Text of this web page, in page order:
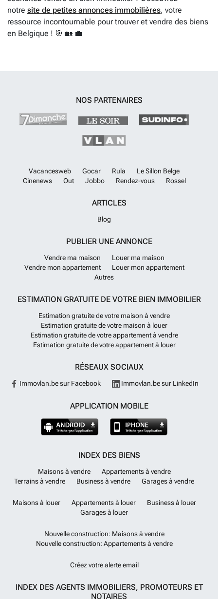
notre site de petites annonces immobilières, votre
ressource incontournable pour trouver et vendre des biens
en Belgique ! 🎯 🏡 💼
NOS PARTENAIRES
Vacancesweb Gocar Rula
Le Sillon Belge
Cinenews
Out Jobbo Rendez-vous Rossel
ARTICLES
Blog
PUBLIER UNE ANNONCE
Vendre ma maison
Louer ma maison
Vendre mon appartement
Louer mon appartement
Autres
ESTIMATION GRATUITE DE VOTRE BIEN IMMOBILIER
Estimation gratuite de votre maison à vendre
Estimation gratuite de votre maison à louer
Estimation gratuite de votre appartement à vendre
Estimation gratuite de votre appartement à louer
RÉSEAUX SOCIAUX
Immovlan.be sur Facebook Immovlan.be sur LinkedIn
APPLICATION MOBILE
INDEX DES BIENS
Maisons à vendre
Appartements à vendre
Terrains à vendre
Business à vendre Garages à vendre
Maisons à louer Appartements à louer
Business à louer
Garages à louer
Nouvelle construction: Maisons à vendre
Nouvelle construction: Appartements à vendre
Créez votre alerte email
INDEX DES AGENTS IMMOBILIERS, PROMOTEURS ET
NOTAIRES